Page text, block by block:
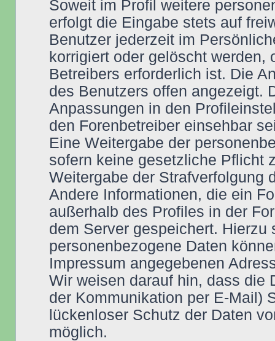
Soweit im Profil weitere
erfolgt die Eingabe stets auf
Benutzer jederzeit im
korrigiert oder gelöscht
Betreibers erforderlich ist. Die
des Benutzers offen angezeigt.
Anpassungen in den
den Forenbetreiber einsehbar
Eine Weitergabe der
sofern keine gesetzliche Pflicht
Weitergabe der Strafverfolgung
Andere Informationen, die ein
außerhalb des Profiles in der
dem Server gespeichert.
personenbezogene Daten
Impressum angegebenen
Wir weisen darauf hin, dass die
der Kommunikation per E-Mail)
lückenloser Schutz der Daten
möglich.